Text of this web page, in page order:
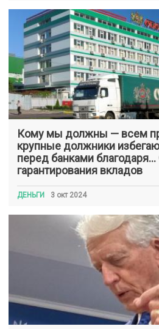
Кому мы должны — всем
крупные должники
перед банками
гарантирования вкладов
ДЕНЬГИ 3 окт 2024